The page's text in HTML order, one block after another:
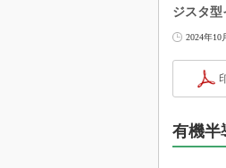
ジスタ型
2024年10
有機半